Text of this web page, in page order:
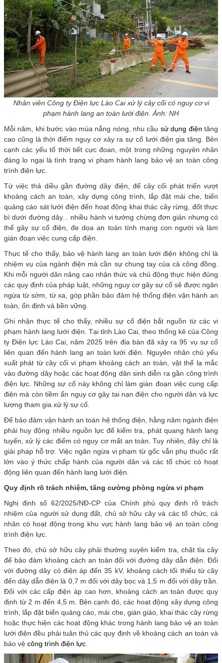
Nhân viên Công ty Điện lực Lào Cai xử lý cây cối có nguy cơ vi
phạm hành lang an toàn lưới điện. Ảnh: NH
Mỗi năm, khi bước vào mùa nắng nóng, nhu cầu sử dụng điện tăng
cao cũng là thời điểm nguy cơ xảy ra sự cố lưới điện gia tăng. Bên
cạnh các yếu tố thời tiết cực đoan, một trong những nguyên nhân
đáng lo ngại là tình trạng vi phạm hành lang bảo vệ an toàn công
trình điện lực.
Từ việc thả diều gần đường dây điện, để cây cối phát triển vượt
khoảng cách an toàn, xây dựng công trình, lắp đặt mái che, biển
quảng cáo sát lưới điện đến hoạt động khai thác cây rừng, đốt thực
bì dưới đường dây... nhiều hành vi tưởng chừng đơn giản nhưng có
thể gây sự cố điện, đe dọa an toàn tính mạng con người và làm
gián đoạn việc cung cấp điện.
Thực tế cho thấy, bảo vệ hành lang an toàn lưới điện không chỉ là
nhiệm vụ của ngành điện mà cần sự chung tay của cả cộng đồng.
Khi mỗi người dân nâng cao nhận thức và chủ động thực hiện đúng
các quy định của pháp luật, những nguy cơ gây sự cố sẽ được ngăn
ngừa từ sớm, từ xa, góp phần bảo đảm hệ thống điện vận hành an
toàn, ổn định và bền vững.
Ghi nhận thực tế cho thấy, nhiều sự cố điện bắt nguồn từ các vi
phạm hành lang lưới điện. Tại tỉnh Lào Cai, theo thống kê của Công
ty Điện lực Lào Cai, năm 2025 trên địa bàn đã xảy ra 95 vụ sự cố
liên quan đến hành lang an toàn lưới điện. Nguyên nhân chủ yếu
xuất phát từ cây cối vi phạm khoảng cách an toàn, vật thể lạ mắc
vào đường dây hoặc các hoạt động dân sinh diễn ra gần công trình
điện lực. Những sự cố này không chỉ làm gián đoạn việc cung cấp
điện mà còn tiềm ẩn nguy cơ gây tai nạn điện cho người dân và lực
lượng tham gia xử lý sự cố.
Để bảo đảm vận hành an toàn hệ thống điện, hằng năm ngành điện
phải huy động nhiều nguồn lực để kiểm tra, phát quang hành lang
tuyến, xử lý các điểm có nguy cơ mất an toàn. Tuy nhiên, đây chỉ là
giải pháp hỗ trợ. Việc ngăn ngừa vi phạm từ gốc vẫn phụ thuộc rất
lớn vào ý thức chấp hành của người dân và các tổ chức có hoạt
động liên quan đến hành lang lưới điện.
Quy định rõ trách nhiệm, tăng cường phòng ngừa vi phạm
Nghị định số 62/2025/NĐ-CP của Chính phủ quy định rõ trách
nhiệm của người sử dụng đất, chủ sở hữu cây và các tổ chức, cá
nhân có hoạt động trong khu vực hành lang bảo vệ an toàn công
trình điện lực.
Theo đó, chủ sở hữu cây phải thường xuyên kiểm tra, chặt tỉa cây
để bảo đảm khoảng cách an toàn đối với đường dây dẫn điện. Đối
với đường dây có điện áp đến 35 kV, khoảng cách tối thiểu từ cây
đến dây dẫn điện là 0,7 m đối với dây bọc và 1,5 m đối với dây trần.
Đối với các cấp điện áp cao hơn, khoảng cách an toàn được quy
định từ 2 m đến 4,5 m. Bên cạnh đó, các hoạt động xây dựng công
trình, lắp đặt biển quảng cáo, mái che, giàn giáo, khai thác cây rừng
hoặc thực hiện các hoạt động khác trong hành lang bảo vệ an toàn
lưới điện đều phải tuân thủ các quy định về khoảng cách an toàn và
bảo vệ công trình điện lực.